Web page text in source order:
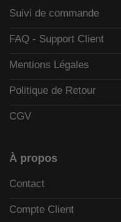
Suivi de commande
FAQ - Support Client
Mentions Légales
Politique de Retour
CGV
À propos
Contact
Compte Client